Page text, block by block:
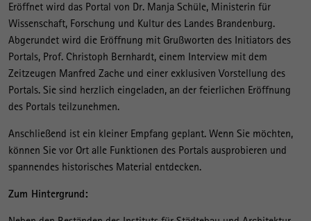
Eröffnet wird das Portal von Dr. Manja Schüle, Ministerin für
Wissenschaft, Forschung und Kultur des Landes Brandenburg.
Abgerundet wird die Eröffnung mit Grußworten des Initiators des
Portals, Prof. Christoph Bernhardt, einem Interview mit dem
Zeitzeugen Manfred Zache und einer exklusiven Vorstellung des
Portals. Sie sind herzlich eingeladen, an der feierlichen Eröffnung
des Portals teilzunehmen.
Anschließend ist ein kleiner Empfang geplant. Wenn Sie möchten,
können Sie vor Ort alle Funktionen des Portals ausprobieren und
spannendes historisches Material entdecken.
Zum Hintergrund: